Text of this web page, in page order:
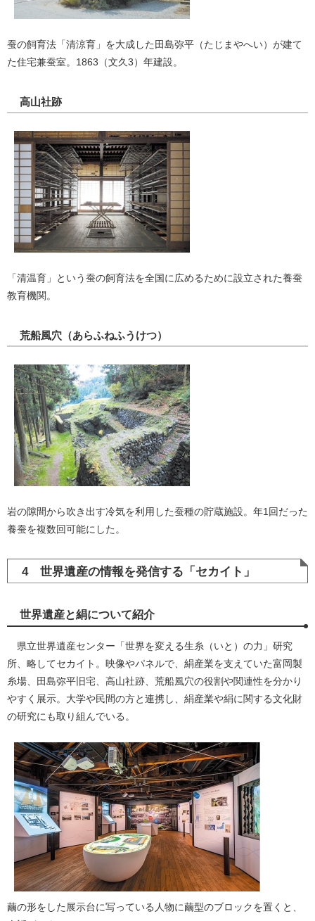
蚕の飼育法「清涼育」を大成した田島弥平（たじまやへい）が建て
た住宅兼蚕室。1863（文久3）年建設。
高山社跡
「清温育」という蚕の飼育法を全国に広めるために設立された養蚕
教育機関。
荒船風穴（あらふねふうけつ）
岩の隙間から吹き出す冷気を利用した蚕種の貯蔵施設。年1回だった
養蚕を複数回可能にした。
4 世界遺産の情報を発信する「セカイト」
世界遺産と絹について紹介
県立世界遺産センター「世界を変える生糸（いと）の力」研究
所、略してセカイト。映像やパネルで、絹産業を支えていた富岡製
糸場、田島弥平旧宅、高山社跡、荒船風穴の役割や関連性を分かり
やすく展示。大学や民間の方と連携し、絹産業や絹に関する文化財
の研究にも取り組んでいる。
繭の形をした展示台に写っている人物に繭型のブロックを置くと、